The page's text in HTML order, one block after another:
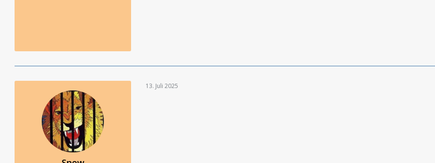
13. Juli 2025